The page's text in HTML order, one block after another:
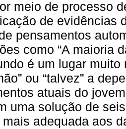
meio de processo
de evidências
pensamentos
como “A maioria
é um lugar
ou “talvez” a
atuais do
uma solução de
adequada aos